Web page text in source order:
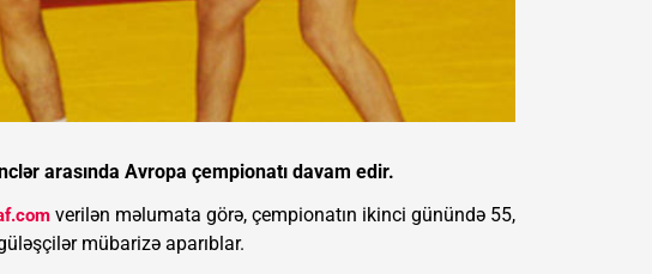
arasında Avropa çempionatı davam edir.
verilən məlumata görə, çempionatın ikinci günündə 55,
mübarizə aparıblar.